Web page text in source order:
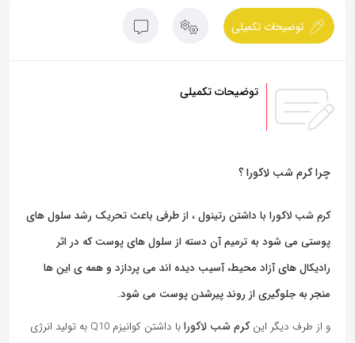
توضیحات تکمیلی
توضیحات تکمیلی
چرا کرم شب لاکورا ؟
کرم شب لاکورا با داشتن رتینول ، از طرفی باعث تحریک رشد سلول های
پوستی می شود به ترمیم آن دسته از سلول های پوست که در اثر
رادیکال های آزاد محیط، آسیب دیده اند می پردازد و همه ی این ها
منجر به جلوگیری از روند پیرشدن پوست می شود.
و از طرف دیگر اینکرم شب لاکورا
با داشتن کوانیزم Q10 به تولید انرژی